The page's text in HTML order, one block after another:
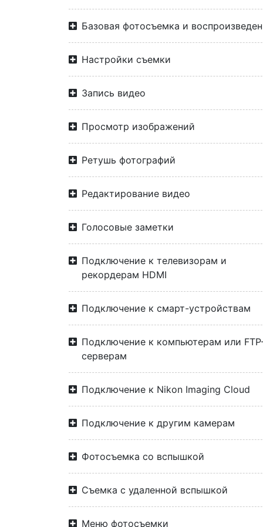
Базовая фотосъемка и
Настройки съемки
Запись видео
Просмотр изображений
Ретушь фотографий
Редактирование видео
Голосовые заметки
Подключение к телевизорам и
рекордерам HDMI
Подключение к смарт-устройствам
Подключение к компьютерам или
серверам
Подключение к Nikon Imaging Cloud
Подключение к другим камерам
Фотосъемка со вспышкой
Съемка с удаленной вспышкой
Меню фотосъемки